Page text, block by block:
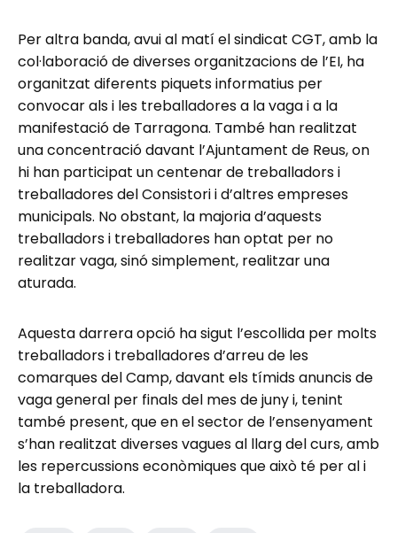
Per altra banda, avui al matí el sindicat CGT, amb la
col·laboració de diverses organitzacions de l’EI, ha
organitzat diferents piquets informatius per
convocar als i les treballadores a la vaga i a la
manifestació de Tarragona. També han realitzat
una concentració davant l’Ajuntament de Reus, on
hi han participat un centenar de treballadors i
treballadores del Consistori i d’altres empreses
municipals. No obstant, la majoria d’aquests
treballadors i treballadores han optat per no
realitzar vaga, sinó simplement, realitzar una
aturada.
Aquesta darrera opció ha sigut l’escollida per molts
treballadors i treballadores d’arreu de les
comarques del Camp, davant els tímids anuncis de
vaga general per finals del mes de juny i, tenint
també present, que en el sector de l’ensenyament
s’han realitzat diverses vagues al llarg del curs, amb
les repercussions econòmiques que això té per al i
la treballadora.